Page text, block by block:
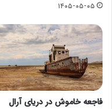
۱۴۰۵-۰۵-۰۵
فاجعه خاموش در دریای آرال